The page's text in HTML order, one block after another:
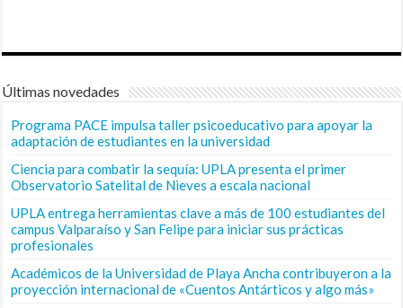
Últimas novedades
Programa PACE impulsa taller psicoeducativo para apoyar la
adaptación de estudiantes en la universidad
Ciencia para combatir la sequía: UPLA presenta el primer
Observatorio Satelital de Nieves a escala nacional
UPLA entrega herramientas clave a más de 100 estudiantes del
campus Valparaíso y San Felipe para iniciar sus prácticas
profesionales
Académicos de la Universidad de Playa Ancha contribuyeron a la
proyección internacional de «Cuentos Antárticos y algo más»